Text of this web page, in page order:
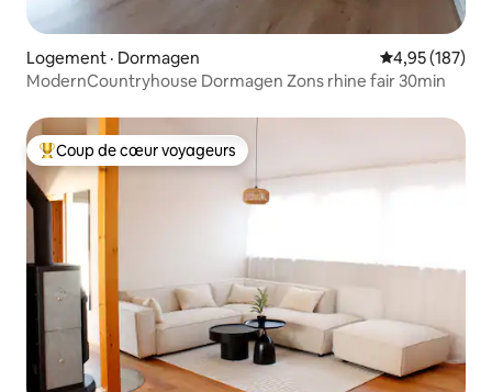
Logement · Dormagen Note
4,95 (187)
ModernCountryhouse Dormagen Zons rhine fair 30min
Coup de cœur voyageurs parmi les plus aimés
Coup de cœur voyageurs